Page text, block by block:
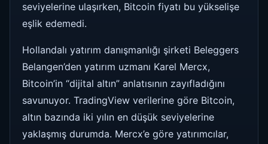
seviyelerine ulaşırken, Bitcoin fiyatı bu yükselişe
eşlik edemedi.
Hollandalı yatırım danışmanlığı şirketi Beleggers
Belangen’den yatırım uzmanı Karel Mercx,
Bitcoin’in “dijital altın” anlatısının zayıfladığını
savunuyor. TradingView verilerine göre Bitcoin,
altın bazında iki yılın en düşük seviyelerine
yaklaşmış durumda. Mercx’e göre yatırımcılar,